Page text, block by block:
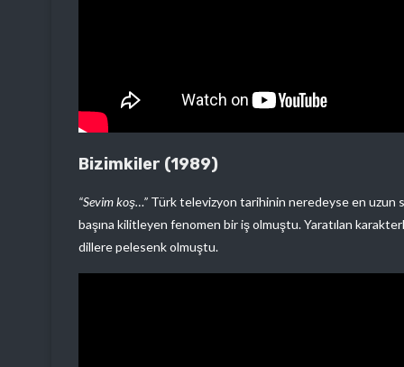
Bizimkiler (1989)
“Sevim koş…” Türk televizyon tarihinin neredeyse en uzun
başına kilitleyen fenomen bir iş olmuştu. Yaratılan
dillere pelesenk olmuştu.